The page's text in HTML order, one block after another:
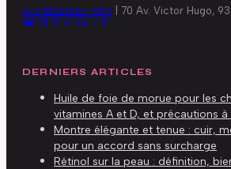
Rue Mazarine Paris 70 Av. Victor Hugo,
☎ 01 41 61 06 44
DERNIERS ARTICLES
Huile de foie de morue pour les
vitamines A et D, et précautions
Montre élégante et tenue : cuir,
pour un accord sans surcharge
Rétinol sur la peau : définition,